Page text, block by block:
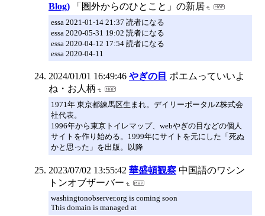
Blog)
「圏外からのひとこと」の新居
essa 2021-01-14 21:37 読者になる
essa 2020-05-31 19:02 読者になる
essa 2020-04-12 17:54 読者になる
essa 2020-04-11
2024/01/01 16:49:46 やぎの目 ポエムっていいよ
ね・お人柄
1971年 東京都練馬区生まれ。デイリーポータルZ株式会
社代表。
1996年から東京トイレマップ、webやぎの目などの個人
サイトを作り始める。1999年にサイトを元にした「死ぬ
かと思った」を出版。以降
2023/07/02 13:55:42 華盛頓観察 中国語のワシン
トンオブザーバー
washingtonobserver.org is coming soon
This domain is managed at